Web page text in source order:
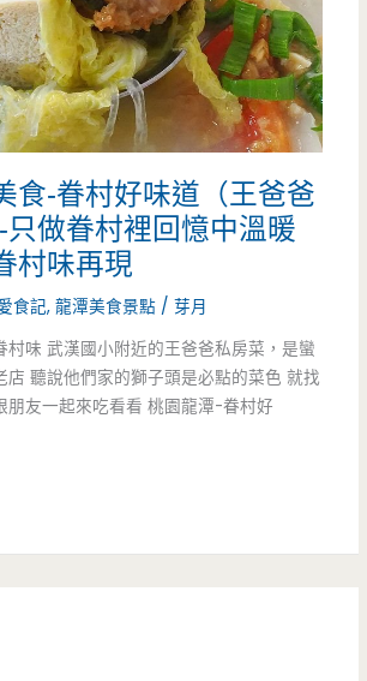
食-眷村好味道（王爸爸
做眷村裡回憶中溫暖
村味再現
食記,龍潭美食景點 /芽月
村味 武漢國小附近的王爸爸私房菜，是蠻
店 聽說他們家的獅子頭是必點的菜色 就找
朋友一起來吃看看 桃園龍潭-眷村好